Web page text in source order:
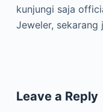
kunjungi saja
Jeweler, sekarang
Leave a Reply